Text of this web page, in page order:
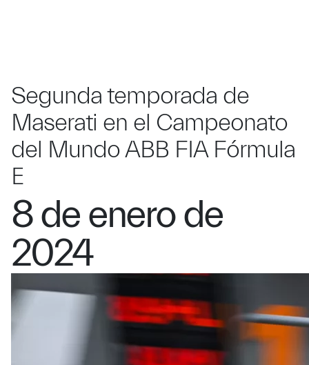
Segunda temporada de
Maserati en el Campeonato
del Mundo ABB FIA Fórmula
E
8 de enero de
2024